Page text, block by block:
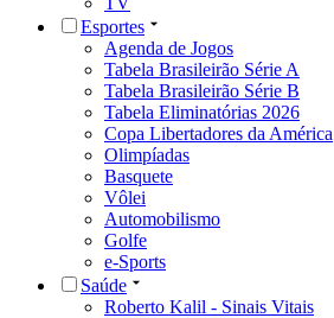
Esportes
Agenda de Jogos
Tabela Brasileirão Série A
Tabela Brasileirão Série B
Tabela Eliminatórias 2026
Copa Libertadores da América
Olimpíadas
Basquete
Vôlei
Automobilismo
Golfe
e-Sports
Saúde
Roberto Kalil - Sinais Vitais